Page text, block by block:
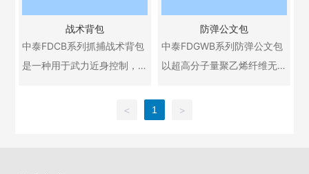
度高、抗弯曲疲劳、抗腐
蚀、耐酸碱、耐紫外线等特
的优点；对比其它材料这是
无与伦比的，能满足各类赛
战术背包
中泰FDCB系列抓捕战术背包
是一种用于武力近身控制，
包，最快5秒内可从普通背包
防弹公文包
中泰FDGWB系列防弹公文包
以超高分子量聚乙烯纤维无
文包为外形设计而成， 具有
重量轻、隐蔽性强， 开启迅
< 1 >